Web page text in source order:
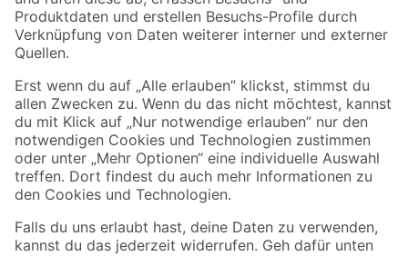
Sicher einkaufen
Jetzt die toom-App herunterladen
Alle Preisangaben in EUR inkl. gesetzl. MwSt.. Die dargestellten Angebote sind unter